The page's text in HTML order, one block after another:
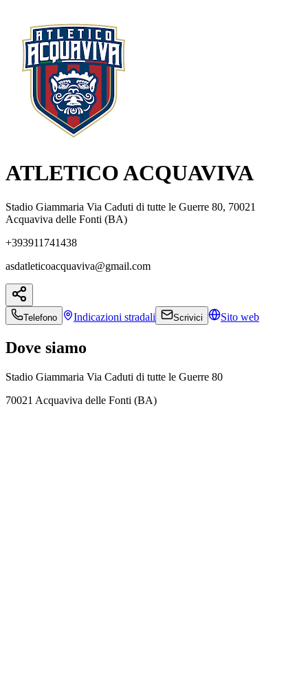
ATLETICO ACQUAVIVA
Stadio Giammaria Via Caduti di tutte le Guerre 80, 70021
Acquaviva delle Fonti (BA)
+393911741438
asdatleticoacquaviva@gmail.com
Telefono Indicazioni stradali Scrivici Sito web
Dove siamo
Stadio Giammaria Via Caduti di tutte le Guerre 80
70021 Acquaviva delle Fonti (BA)